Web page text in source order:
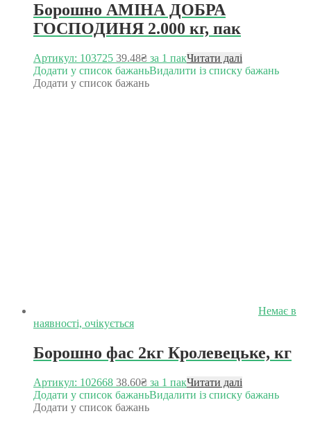
Борошно АМІНА ДОБРА
ГОСПОДИНЯ 2.000 кг, пак
Артикул: 103725 39.48₴ за 1 пакЧитати далі
Додати у список бажаньВидалити із списку бажань
Додати у список бажань
Немає в
наявності, очікується
Борошно фас 2кг Кролевецьке, кг
Артикул: 102668 38.60₴ за 1 пакЧитати далі
Додати у список бажаньВидалити із списку бажань
Додати у список бажань